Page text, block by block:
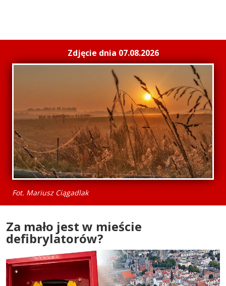
Zdjęcie dnia 07.08.2026
Fot. Mariusz Ciągadlak
Za mało jest w mieście
defibrylatorów?